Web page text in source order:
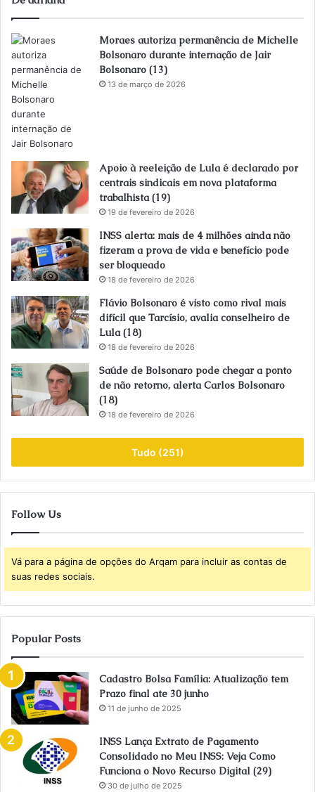
Moraes autoriza permanência de Michelle
Bolsonaro durante internação de Jair
Bolsonaro (13)
13 de março de 2026
Apoio à reeleição de Lula é declarado por
centrais sindicais em nova plataforma
trabalhista (19)
19 de fevereiro de 2026
INSS alerta: mais de 4 milhões ainda não
fizeram a prova de vida e benefício pode
ser bloqueado
18 de fevereiro de 2026
Flávio Bolsonaro é visto como rival mais
difícil que Tarcísio, avalia conselheiro de
Lula (18)
18 de fevereiro de 2026
Saúde de Bolsonaro pode chegar a ponto
de não retorno, alerta Carlos Bolsonaro
(18)
18 de fevereiro de 2026
Tudo (251)
Follow Us
Vá para a página de opções do Arqam para incluir as contas de
suas redes sociais.
Popular Posts
Cadastro Bolsa Família: Atualização tem
Prazo final ate 30 junho
11 de junho de 2025
INSS Lança Extrato de Pagamento
Consolidado no Meu INSS: Veja Como
Funciona o Novo Recurso Digital (29)
30 de julho de 2025